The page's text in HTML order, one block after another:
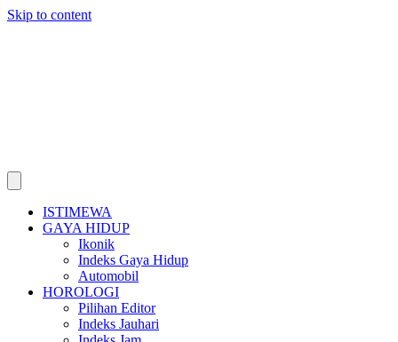
Skip to content
ISTIMEWA
GAYA HIDUP
Ikonik
Indeks Gaya Hidup
Automobil
HOROLOGI
Pilihan Editor
Indeks Jauhari